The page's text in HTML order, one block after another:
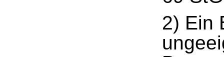
2) Ein